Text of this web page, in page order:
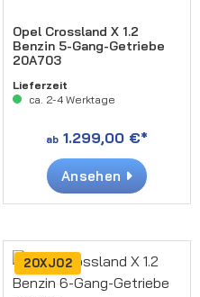
Opel Crossland X 1.2
Benzin 5-Gang-Getriebe
20A703
Lieferzeit
ca. 2-4 Werktage
ab 1.299,00 €*
Ansehen
20XJ02